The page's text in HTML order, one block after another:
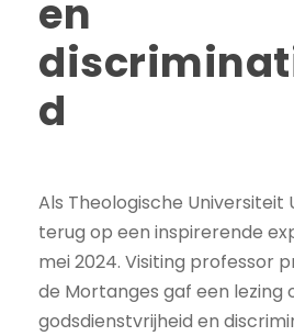
en
d
Als Theologische Universiteit
terug op een inspirerende
mei 2024. Visiting professor
de Mortanges gaf een lezing
godsdienstvrijheid en